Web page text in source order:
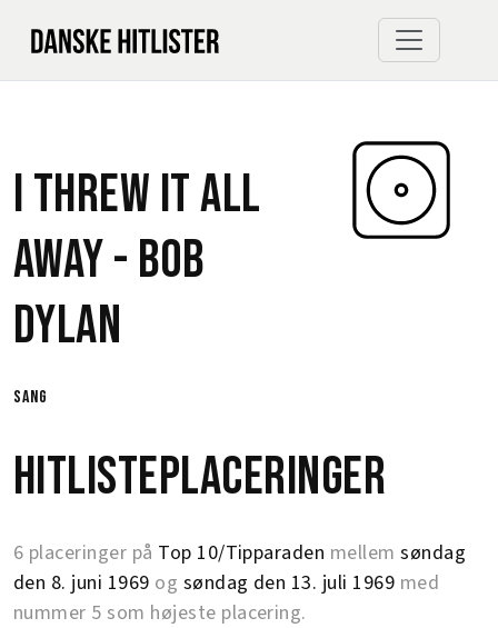
I Threw It All
Away - Bob
Dylan
sang
Hitlisteplaceringer
6 placeringer på Top 10/Tipparaden mellemsøndag
den 8. juni 1969 og søndag den 13. juli 1969 med
nummer 5 som højeste placering.